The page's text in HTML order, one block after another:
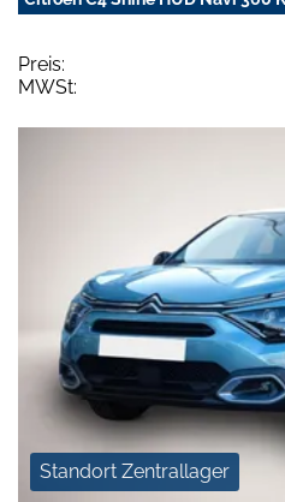
Preis:
MWSt:
Standort Zentrallager